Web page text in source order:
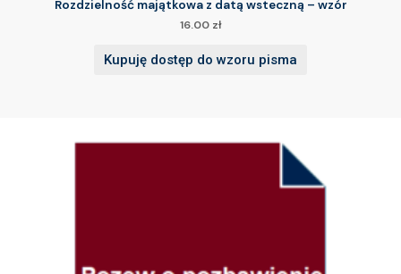
Rozdzielność majątkowa z datą wsteczną – wzór
16.00 zł
Kupuję dostęp do wzoru pisma